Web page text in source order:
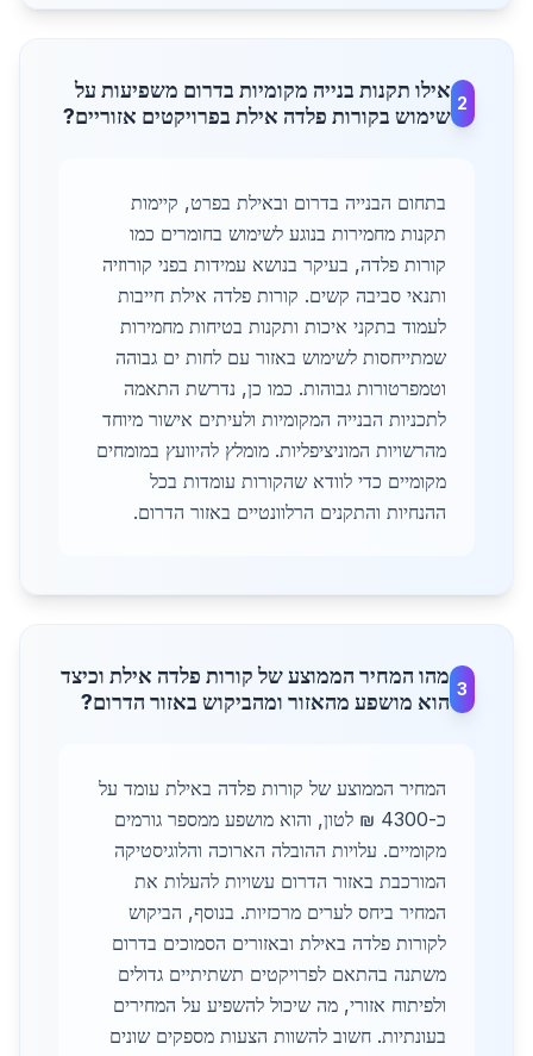
2
אילו תקנות בנייה מקומיות בדרום משפיעות על
שימוש בקורות פלדה אילת בפרויקטים אזוריים?
בתחום הבנייה בדרום ובאילת בפרט, קיימות
תקנות מחמירות בנוגע לשימוש בחומרים כמו
קורות פלדה, בעיקר בנושא עמידות בפני קורוזיה
ותנאי סביבה קשים. קורות פלדה אילת חייבות
לעמוד בתקני איכות ותקנות בטיחות מחמירות
שמתייחסות לשימוש באזור עם לחות ים גבוהה
וטמפרטורות גבוהות. כמו כן, נדרשת התאמה
לתכניות הבנייה המקומיות ולעיתים אישור מיוחד
מהרשויות המוניציפליות. מומלץ להיוועץ במומחים
מקומיים כדי לוודא שהקורות עומדות בכל
ההנחיות והתקנים הרלוונטיים באזור הדרום.
3
מהו המחיר הממוצע של קורות פלדה אילת וכיצד
הוא מושפע מהאזור ומהביקוש באזור הדרום?
המחיר הממוצע של קורות פלדה באילת עומד על
כ-4300 ₪ לטון, והוא מושפע ממספר גורמים
מקומיים. עלויות ההובלה הארוכה והלוגיסטיקה
המורכבת באזור הדרום עשויות להעלות את
המחיר ביחס לערים מרכזיות. בנוסף, הביקוש
לקורות פלדה באילת ובאזורים הסמוכים בדרום
משתנה בהתאם לפרויקטים תשתיתיים גדולים
ולפיתוח אזורי, מה שיכול להשפיע על המחירים
בעונתיות. חשוב להשוות הצעות מספקים שונים